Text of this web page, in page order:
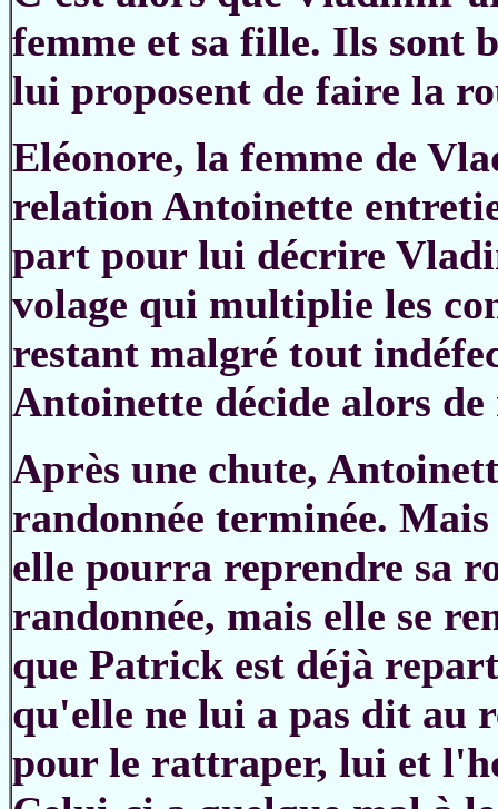
femme et sa fille. Ils sont
lui proposent de faire la
Eléonore, la femme de
relation Antoinette
part pour lui décrire
volage qui multiplie les
restant malgré tout
Antoinette décide alors
Après une chute,
randonnée terminée.
elle pourra reprendre sa
randonnée, mais elle se
que Patrick est déjà
qu'elle ne lui a pas dit au
pour le rattraper, lui et